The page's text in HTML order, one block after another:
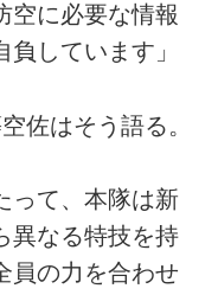
空に必要な情報
しています」
佐はそう語る。
って、本隊は新
異なる特技を持
員の力を合わせ